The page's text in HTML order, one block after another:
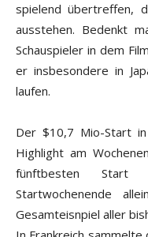
spielend übertreffen,
ausstehen. Bedenkt
Schauspieler in dem
er insbesondere in
laufen.
Der $10,7 Mio-Start
Highlight am
fünftbesten Start
Startwochenende
Gesamteisnpiel aller